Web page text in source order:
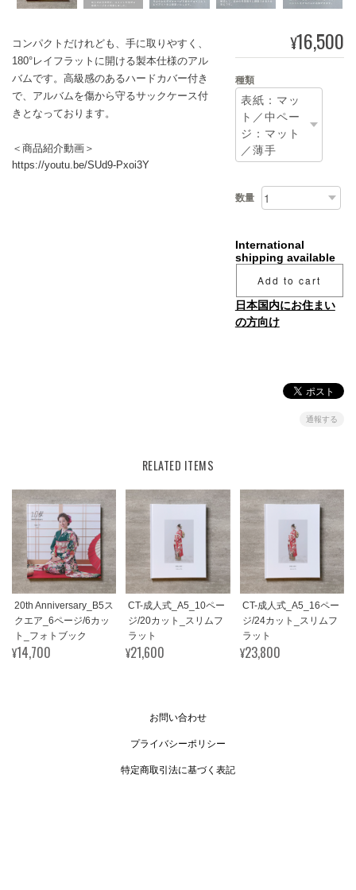
コンパクトだけれども、手に取りやすく、
180°レイフラットに開ける製本仕様のアル
バムです。高級感のあるハードカバー付き
で、アルバムを傷から守るサックケース付
きとなっております。
＜商品紹介動画＞
https://youtu.be/SUd9-Pxoi3Y
¥16,500
種類
数量
International
shipping available
Add to cart
日本国内にお住まい
の方向け
通報する
RELATED ITEMS
20th Anniversary_B5ス
クエア_6ページ/6カッ
ト_フォトブック
¥14,700
CT-成人式_A5_10ペー
ジ/20カット_スリムフ
ラット
¥21,600
CT-成人式_A5_16ペー
ジ/24カット_スリムフ
ラット
¥23,800
お問い合わせ
プライバシーポリシー
特定商取引法に基づく表記